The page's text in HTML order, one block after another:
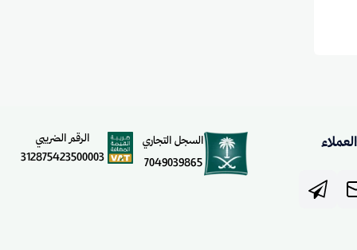
السجل التجاري
7049039865
الرقم الضريبي
312875423500003